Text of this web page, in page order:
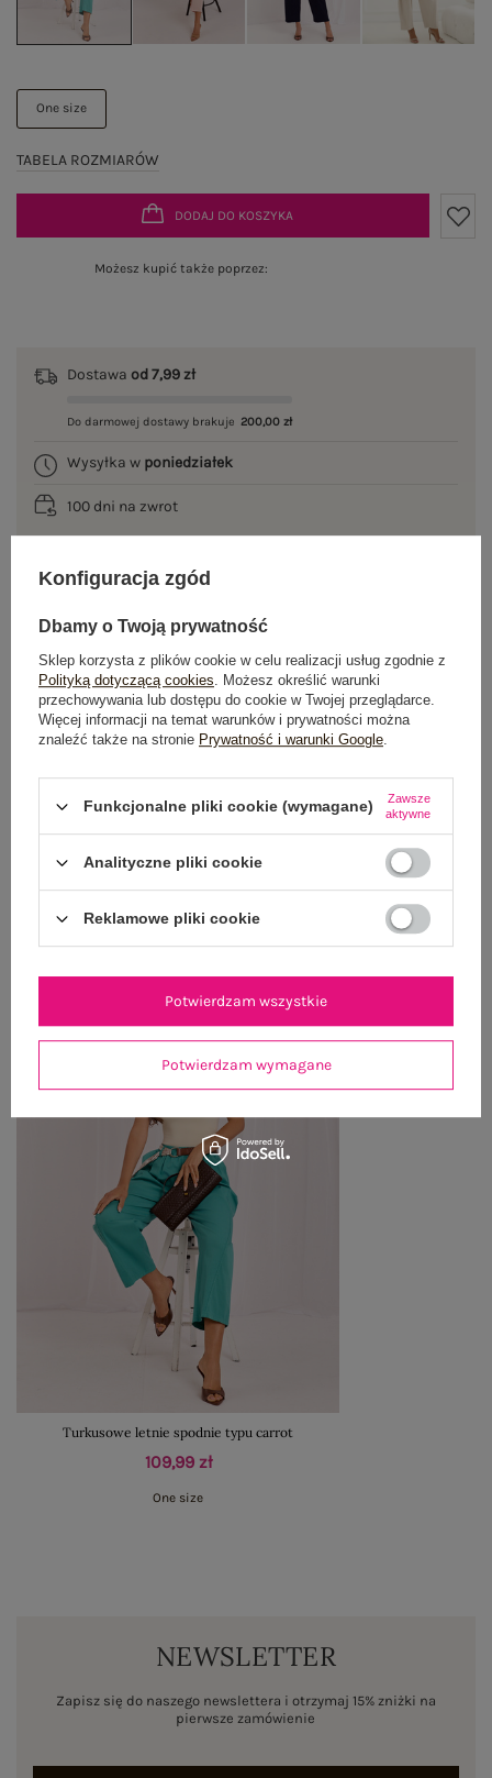
One size
TABELA ROZMIARÓW
DODAJ DO KOSZYKA
Możesz kupić także poprzez:
Dostawa od 7,99 zł
Do darmowej dostawy brakuje 200,00 zł
Wysyłka w poniedziałek
100 dni na zwrot
GŁÓWNE PARAMETRY
OPINIE O PRODUKCIE (0)
ZWROTY I REKLAMACJE
OSTATNIO OGLĄDANE
Zobacz wszystko
Turkusowe letnie spodnie typu carrot
109,99 zł
One size
NEWSLETTER
Zapisz się do naszego newslettera i otrzymaj 15% zniżki na
pierwsze zamówienie
Konfiguracja zgód
Dbamy o Twoją prywatność
Sklep korzysta z plików cookie w celu realizacji usług zgodnie z
Polityką dotyczącą cookies. Możesz określić warunki
przechowywania lub dostępu do cookie w Twojej przeglądarce.
Więcej informacji na temat warunków i prywatności można
znaleźć także na stronie Prywatność i warunki Google.
Funkcjonalne pliki cookie (wymagane)
Zawsze
aktywne
Analityczne pliki cookie
Reklamowe pliki cookie
Potwierdzam wymagane
Potwierdzam wszystkie